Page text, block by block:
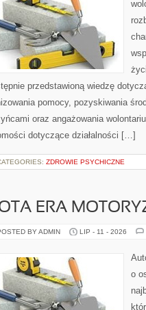
przedstawioną wiedzę
pomocy, pozyskiwania
oraz angażowania
dotyczące działalności […]
ZDROWIE PSYCHICZNE
ERA
BY ADMIN LIP - 11 - 2026
o